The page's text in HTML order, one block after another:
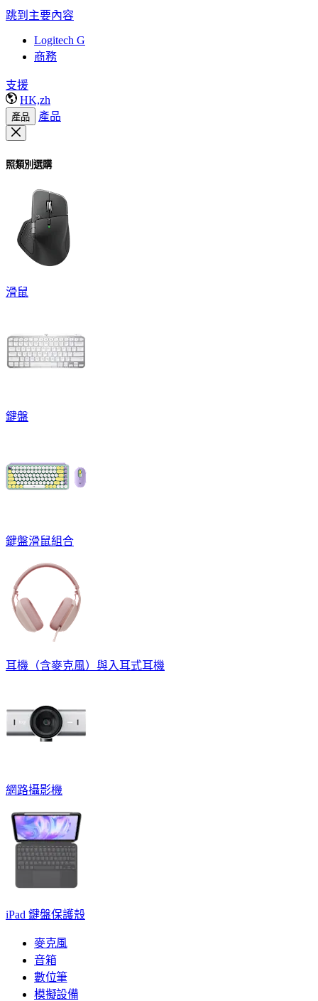
跳到主要內容
Logitech G
商務
支援
HK,zh
產品 產品
照類別選購
滑鼠
鍵盤
鍵盤滑鼠組合
耳機（含麥克風）與入耳式耳機
網路攝影機
iPad 鍵盤保護殼
麥克風
音箱
數位筆
模擬設備